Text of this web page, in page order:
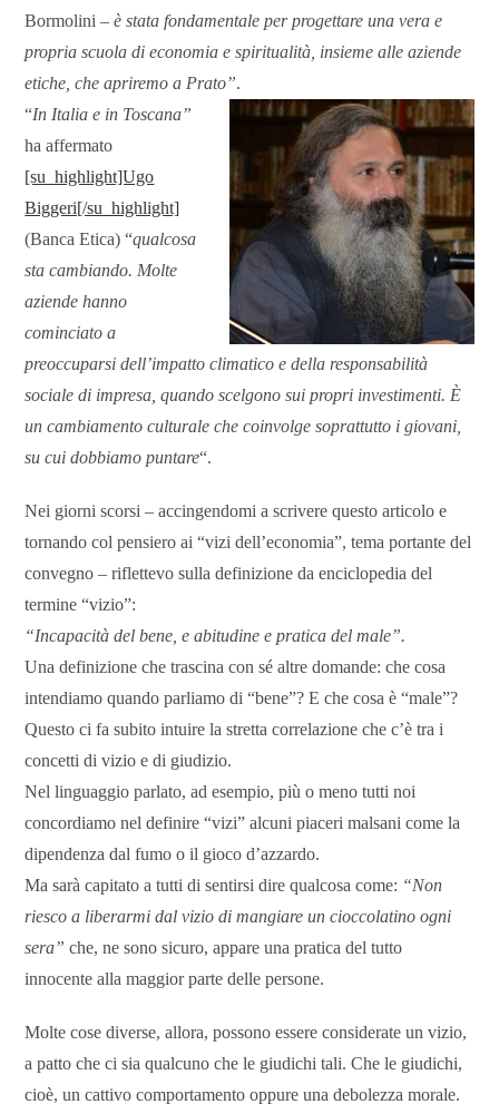
Bormolini – è stata fondamentale per progettare una vera e
propria scuola di economia e spiritualità, insieme alle aziende
etiche, che apriremo a Prato”.
“In Italia e in Toscana”
ha affermato
[su_highlight]Ugo
Biggeri[/su_highlight]
(Banca Etica) “qualcosa
sta cambiando. Molte
aziende hanno
cominciato a
preoccuparsi dell’impatto climatico e della responsabilità
sociale di impresa, quando scelgono sui propri investimenti. È
un cambiamento culturale che coinvolge soprattutto i giovani,
su cui dobbiamo puntare“.
Nei giorni scorsi – accingendomi a scrivere questo articolo e
tornando col pensiero ai “vizi dell’economia”, tema portante del
convegno – riflettevo sulla definizione da enciclopedia del
termine “vizio”:
“Incapacità del bene, e abitudine e pratica del male”.
Una definizione che trascina con sé altre domande: che cosa
intendiamo quando parliamo di “bene”? E che cosa è “male”?
Questo ci fa subito intuire la stretta correlazione che c’è tra i
concetti di vizio e di giudizio.
Nel linguaggio parlato, ad esempio, più o meno tutti noi
concordiamo nel definire “vizi” alcuni piaceri malsani come la
dipendenza dal fumo o il gioco d’azzardo.
Ma sarà capitato a tutti di sentirsi dire qualcosa come: “Non
riesco a liberarmi dal vizio di mangiare un cioccolatino ogni
sera” che, ne sono sicuro, appare una pratica del tutto
innocente alla maggior parte delle persone.
Molte cose diverse, allora, possono essere considerate un vizio,
a patto che ci sia qualcuno che le giudichi tali. Che le giudichi,
cioè, un cattivo comportamento oppure una debolezza morale.